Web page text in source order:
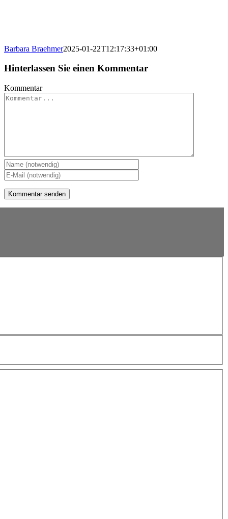
Barbara Braehmer2025-01-22T12:17:33+01:00
Hinterlassen Sie einen Kommentar
Kommentar